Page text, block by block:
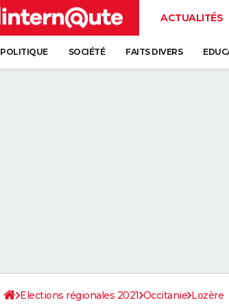
ACTUALITÉS
POLITIQUE SOCIÉTÉ FAITS DIVERS
Elections régionales 2021 Occitanie Lozère